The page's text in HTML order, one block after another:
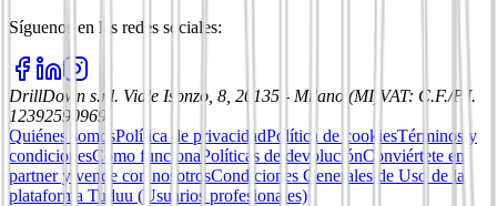
Síguenos en las redes sociales:
DrillDown s.r.l. Viale Isonzo, 8, 20135 - Milano (MI) VAT: C.F./P.I.
12392590969
Quiénes somosPolítica de privacidadPolítica de cookiesTérminos y
condicionesCómo funciona Políticas de devoluciónConviértete en
partner y vende con nosotrosCondiciones Generales de Uso de la
plataforma Tuduu (Usuarios profesionales)